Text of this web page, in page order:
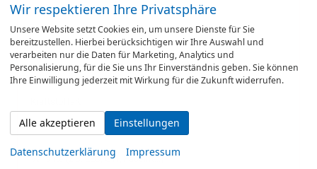
alles ausgewählt
Modell
alles ausgewählt
alles ausgewählt
Variante (z.B. LED, GTI, Facelift...)
Wir respektieren Ihre Privatsphäre
Unsere Website setzt Cookies ein, um unsere Dienste für Sie
bereitzustellen. Hierbei berücksichtigen wir Ihre Auswahl und
verarbeiten nur die Daten für Marketing, Analytics und
Personalisierung, für die Sie uns Ihr Einverständnis geben. Sie können
Ihre Einwilligung jederzeit mit Wirkung für die Zukunft widerrufen.
Alle akzeptieren Einstellungen
Datenschutzerklärung Impressum